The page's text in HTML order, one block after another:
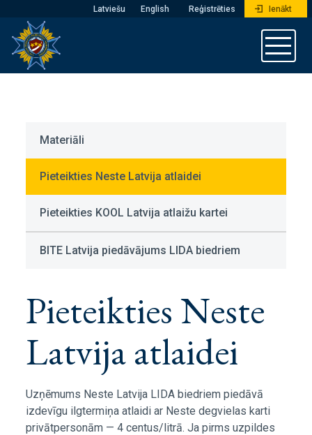
Latviešu English Reģistrēties Ienākt
Materiāli
Pieteikties Neste Latvija atlaidei
Pieteikties KOOL Latvija atlaižu kartei
BITE Latvija piedāvājums LIDA biedriem
Pieteikties Neste
Latvija atlaidei
Uzņēmums Neste Latvija LIDA biedriem piedāvā
izdevīgu ilgtermiņa atlaidi ar Neste degvielas karti
privātpersonām — 4 centus/litrā. Ja pirms uzpildes